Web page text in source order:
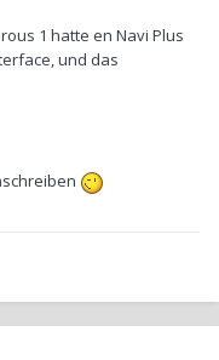
1 hatte en Navi Plus
und das